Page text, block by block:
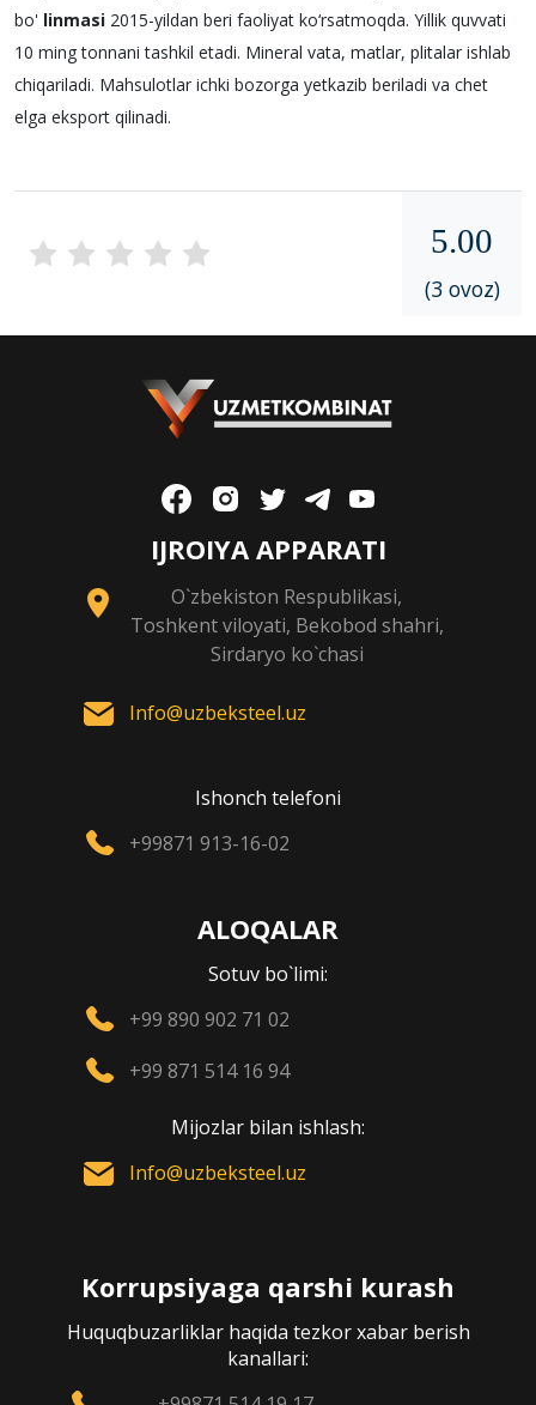
bo' linmasi 2015-yildan beri faoliyat ko‘rsatmoqda. Yillik quvvati
10 ming tonnani tashkil etadi. Mineral vata, matlar, plitalar ishlab
chiqariladi. Mahsulotlar ichki bozorga yеtkazib beriladi va chet
elga eksport qilinadi.
5.00
(3 ovoz)
IJROIYA APPARATI
O`zbekiston Respublikasi,
Toshkent viloyati, Bekobod shahri,
Sirdaryo ko`chasi
Info@uzbeksteel.uz
Ishonch telefoni
+99871 913-16-02
ALOQALAR
Sotuv bo`limi:
+99 890 902 71 02
+99 871 514 16 94
Mijozlar bilan ishlash:
Info@uzbeksteel.uz
Korrupsiyaga qarshi kurash
Huquqbuzarliklar haqida tezkor xabar berish
kanallari: